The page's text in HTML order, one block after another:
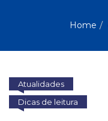
Humanos
Autoajuda
(95)
Biografias,
PROFESSORES
Home
Atualidades
Dicas de leitura